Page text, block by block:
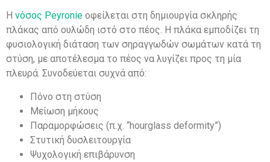
Η νόσος Peyronie οφείλεται στη δημιουργία σκληρής
πλάκας από ουλώδη ιστό στο πέος. Η πλάκα εμποδίζει τη
φυσιολογική διάταση των σηραγγωδών σωμάτων κατά τη
στύση, με αποτέλεσμα το πέος να λυγίζει προς τη μία
πλευρά. Συνοδεύεται συχνά από:
Πόνο στη στύση
Μείωση μήκους
Παραμορφώσεις (π.χ. “hourglass deformity”)
Στυτική δυσλειτουργία
Ψυχολογική επιβάρυνση